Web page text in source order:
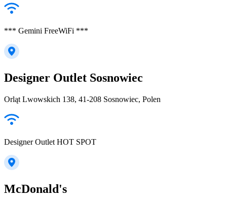
*** Gemini FreeWiFi ***
Designer Outlet Sosnowiec
Orląt Lwowskich 138, 41-208 Sosnowiec, Polen
Designer Outlet HOT SPOT
McDonald's